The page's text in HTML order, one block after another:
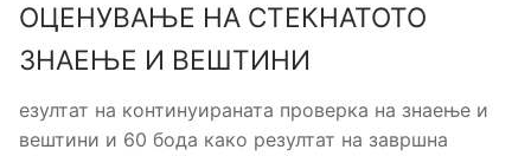
ОЦЕНУВАЊЕ НА СТЕКНАТОТО
ЗНАЕЊЕ И ВЕШТИНИ
езултат на континуираната проверка на знаење и
вештини и 60 бода како резултат на завршна